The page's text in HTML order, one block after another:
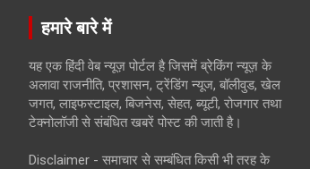
हमारे बारे में
यह एक हिंदी वेब न्यूज़ पोर्टल है जिसमें ब्रेकिंग न्यूज़ के
अलावा राजनीति, प्रशासन, ट्रेंडिंग न्यूज, बॉलीवुड, खेल
जगत, लाइफस्टाइल, बिजनेस, सेहत, ब्यूटी, रोजगार तथा
टेक्नोलॉजी से संबंधित खबरें पोस्ट की जाती है।
Disclaimer - समाचार से सम्बंधित किसी भी तरह के